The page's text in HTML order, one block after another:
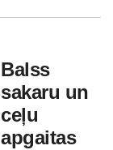
Balss
sakaru un
ceļu
apgaitas